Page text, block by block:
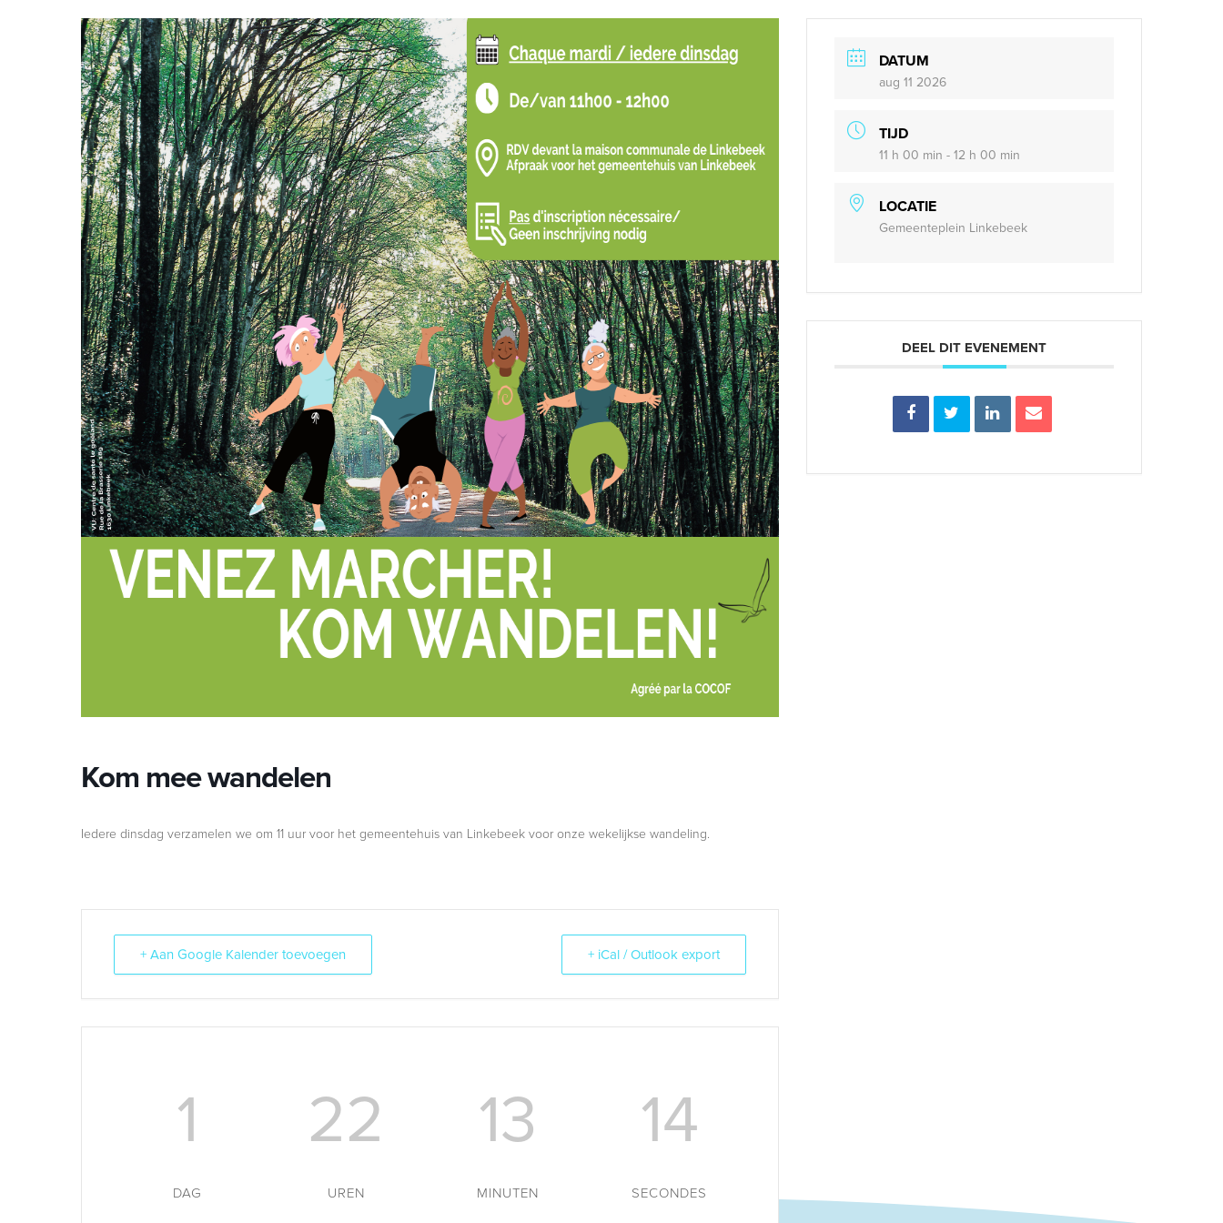
Kom mee wandelen
Iedere dinsdag verzamelen we om 11 uur voor het gemeentehuis van Linkebeek voor onze wekelijkse wandeling.
+ Aan Google Kalender toevoegen + iCal / Outlook export
1
DAG
22
UREN
13
MINUTEN
13
SECONDES
DATUM
aug 11 2026
TIJD
11 h 00 min - 12 h 00 min
LOCATIE
Gemeenteplein Linkebeek
DEEL DIT EVENEMENT